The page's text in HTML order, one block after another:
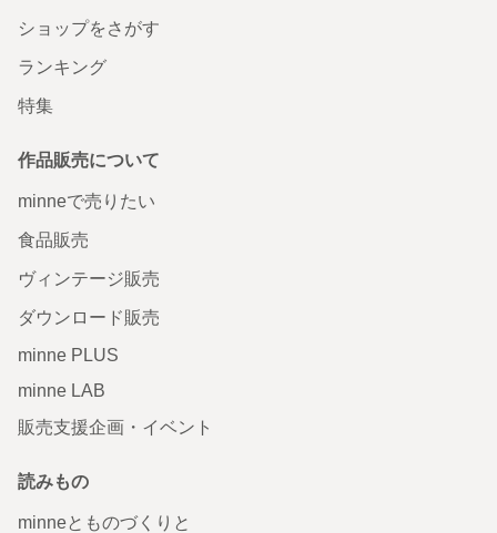
ショップをさがす
ランキング
特集
作品販売について
minneで売りたい
食品販売
ヴィンテージ販売
ダウンロード販売
minne PLUS
minne LAB
販売支援企画・イベント
読みもの
minneとものづくりと